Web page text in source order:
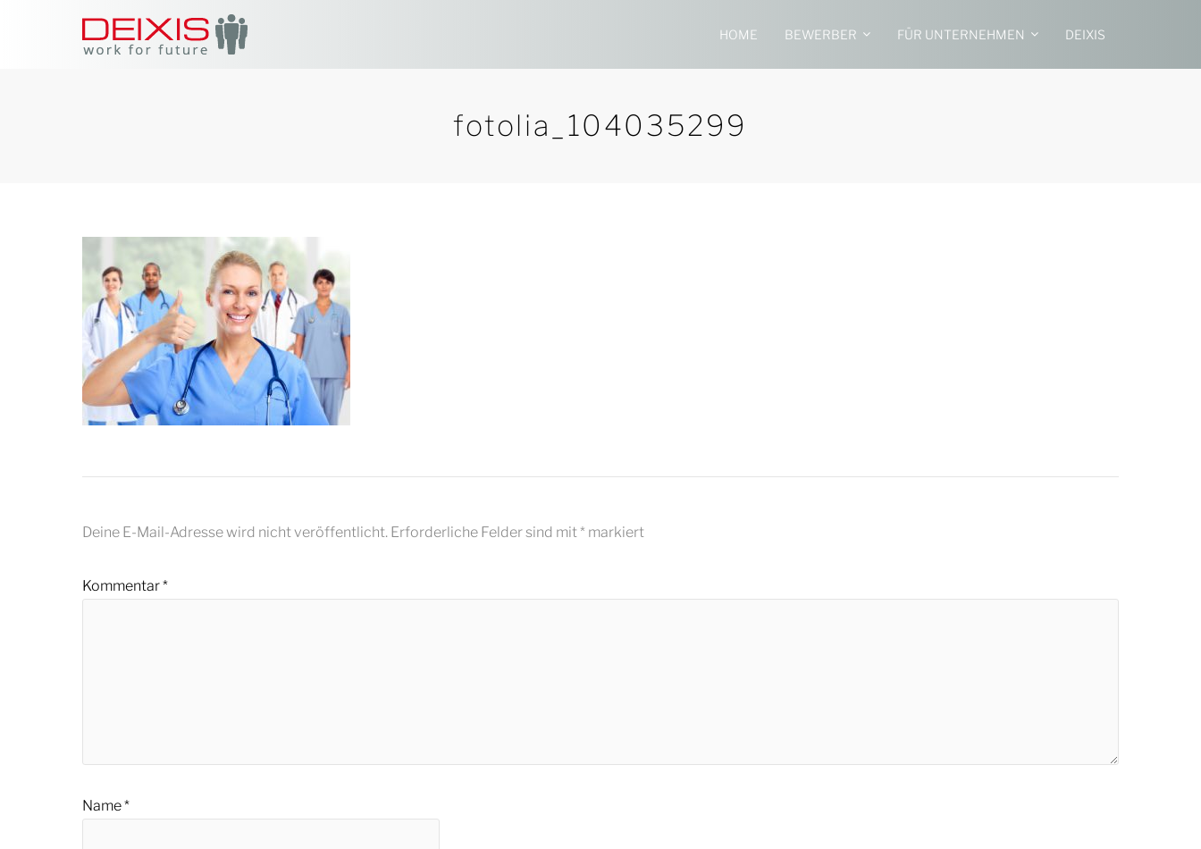
HOME BEWERBER FÜR UNTERNEHMEN DEIXIS
fotolia_104035299
Deine E-Mail-Adresse wird nicht veröffentlicht. Erforderliche Felder sind mit * markiert
Kommentar*
Name*